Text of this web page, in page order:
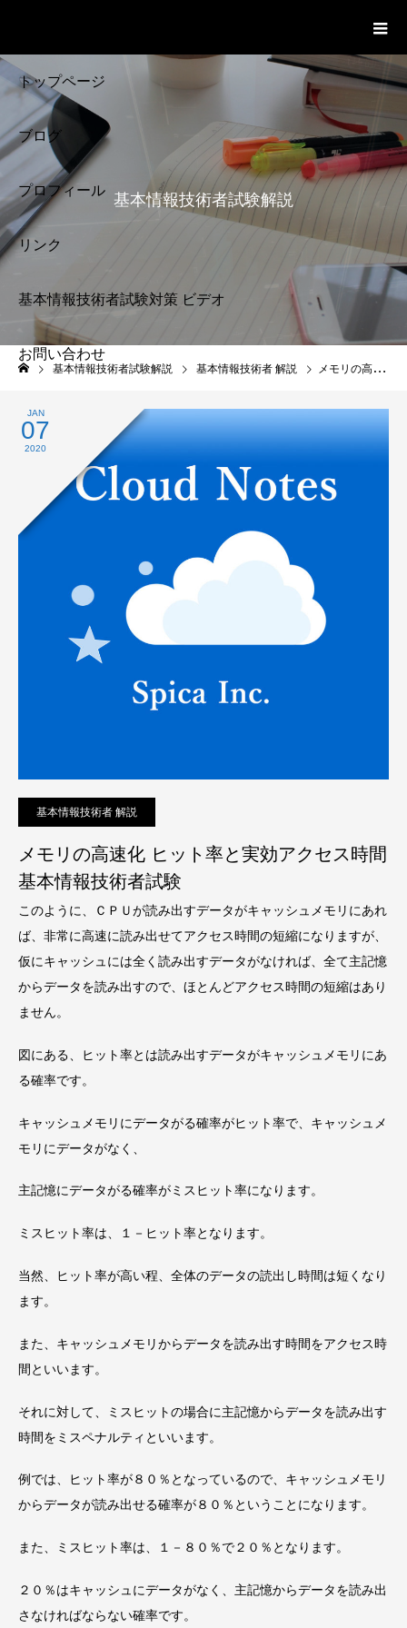
トップページ
ブログ
プロフィール
リンク
基本情報技術者試験対策 ビデオ
お問い合わせ
プライバシーポリシー
基本情報技術者試験
解説
基本情報技術者試験解説
基本情報技術者試験解説 基本情報技術者 解説 メモリの高速化 ヒット率と実効アクセス時間 基本情報技術者試験
JAN
07
2020
基本情報技術者 解説
メモリの高速化 ヒット率と実効アクセス時間
基本情報技術者試験
このように、ＣＰＵが読み出すデータがキャッシュメモリにあれ
ば、非常に高速に読み出せてアクセス時間の短縮になりますが、
仮にキャッシュには全く読み出すデータがなければ、全て主記憶
からデータを読み出すので、ほとんどアクセス時間の短縮はあり
ません。
図にある、ヒット率とは読み出すデータがキャッシュメモリにあ
る確率です。
キャッシュメモリにデータがる確率がヒット率で、キャッシュメ
モリにデータがなく、
主記憶にデータがる確率がミスヒット率になります。
ミスヒット率は、１－ヒット率となります。
当然、ヒット率が高い程、全体のデータの読出し時間は短くなり
ます。
また、キャッシュメモリからデータを読み出す時間をアクセス時
間といいます。
それに対して、ミスヒットの場合に主記憶からデータを読み出す
時間をミスペナルティといいます。
例では、ヒット率が８０％となっているので、キャッシュメモリ
からデータが読み出せる確率が８０％ということになります。
また、ミスヒット率は、１－８０％で２０％となります。
２０％はキャッシュにデータがなく、主記憶からデータを読み出
さなければならない確率です。